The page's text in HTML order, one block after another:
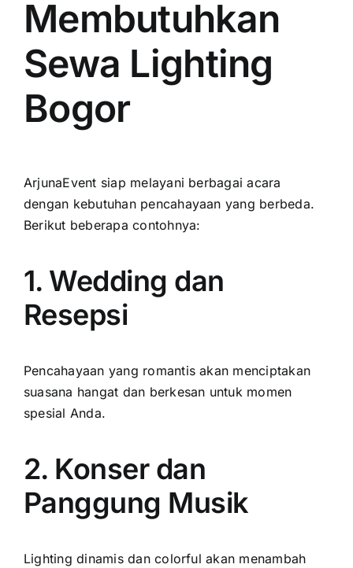
Membutuhkan
Sewa Lighting
Bogor
ArjunaEvent siap melayani berbagai acara
dengan kebutuhan pencahayaan yang berbeda.
Berikut beberapa contohnya:
1. Wedding dan
Resepsi
Pencahayaan yang romantis akan menciptakan
suasana hangat dan berkesan untuk momen
spesial Anda.
2. Konser dan
Panggung Musik
Lighting dinamis dan colorful akan menambah